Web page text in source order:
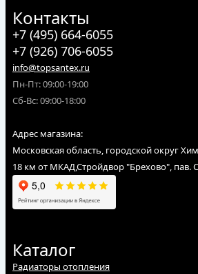
Контакты
+7 (495) 664-6055
+7 (926) 706-6055
info@topsantex.ru
Пн-Пт: 09:00-19:00
Сб-Вс: 09:00-18:00
Адрес магазина:
Московская область, городской округ
18 км от МКАД,Стройдвор "Брехово", пав.
Каталог
Радиаторы отопления